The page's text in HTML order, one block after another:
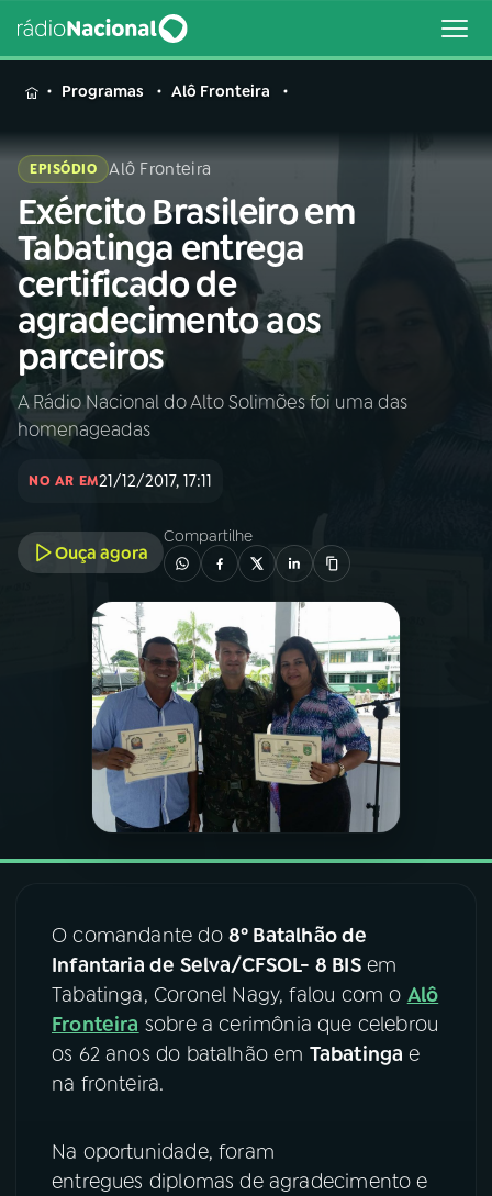
MENU
Buscar
na
Rádio
Nacional
Buscar
AO VIVO
01 INÍCIO
A RÁDIO
PROGRAMAÇÃO
PROGRAMAS
PODCASTS
VIDEOCASTS
ÚLTIMAS
ACOMPANHE A RÁDIO NACIONAL
YouTube Facebook
Instagram
Programas Alô Fronteira
EPISÓDIO Alô Fronteira
Exército Brasileiro em
Tabatinga entrega
certificado de
agradecimento aos
parceiros
A Rádio Nacional do Alto Solimões foi uma das
homenageadas
NO AR EM21/12/2017, 17:11
Ouça agora
Compartilhe
O comandante do 8º Batalhão de
Infantaria de Selva/CFSOL- 8 BISem
Tabatinga, Coronel Nagy, falou com o Alô
Fronteira sobre a cerimônia que celebrou
os 62 anos do batalhão em Tabatinga e
na fronteira.
Na oportunidade, foram
entregues diplomas de agradecimento e